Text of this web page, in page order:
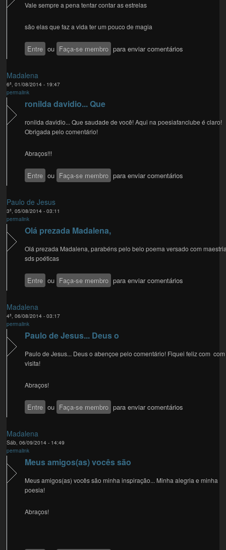
Vale sempre a pena tentar contar as estrelas
são elas que faz a vida ter um pouco de magia
Entre ou Faça-se membro para enviar comentários
Madalena
6ª, 01/08/2014 - 19:47
permalink
ronilda davidio... Que
ronilda davidio... Que saudade de você! Aqui na poesiafanclube é claro!
Obrigada pelo comentário!
Abraços!!!
Entre ou Faça-se membro para enviar comentários
Paulo de Jesus
3ª, 05/08/2014 - 03:11
permalink
Olá prezada Madalena,
Olá prezada Madalena, parabéns pelo belo poema versado com
sds poéticas
Entre ou Faça-se membro para enviar comentários
Madalena
4ª, 06/08/2014 - 03:17
permalink
Paulo de Jesus... Deus o
Paulo de Jesus... Deus o abençoe pelo comentário! Fiquei feliz com
visita!
Abraços!
Entre ou Faça-se membro para enviar comentários
Madalena
Sáb, 06/09/2014 - 14:49
permalink
Meus amigos(as) vocês são
Meus amigos(as) vocês são minha inspiração... Minha alegria e minha
poesia!
Abraços!